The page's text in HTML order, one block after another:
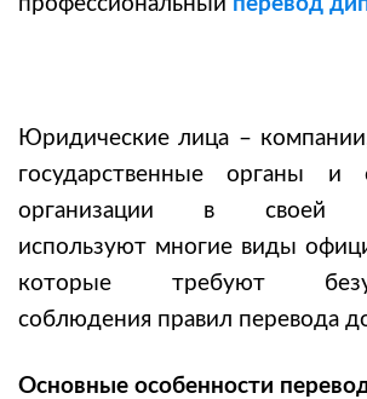
Юридические лица –
государственные органы и
организации в своей
используют многие виды
которые требуют
соблюдения правил перевода
Основные особенности